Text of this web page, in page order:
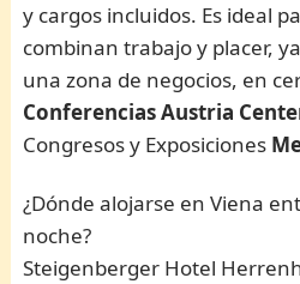
y cargos incluidos. Es ideal
combinan trabajo y placer,
una zona de negocios, en
Conferencias Austria
Congresos y Exposiciones
¿Dónde alojarse en Viena
noche?
Steigenberger Hotel